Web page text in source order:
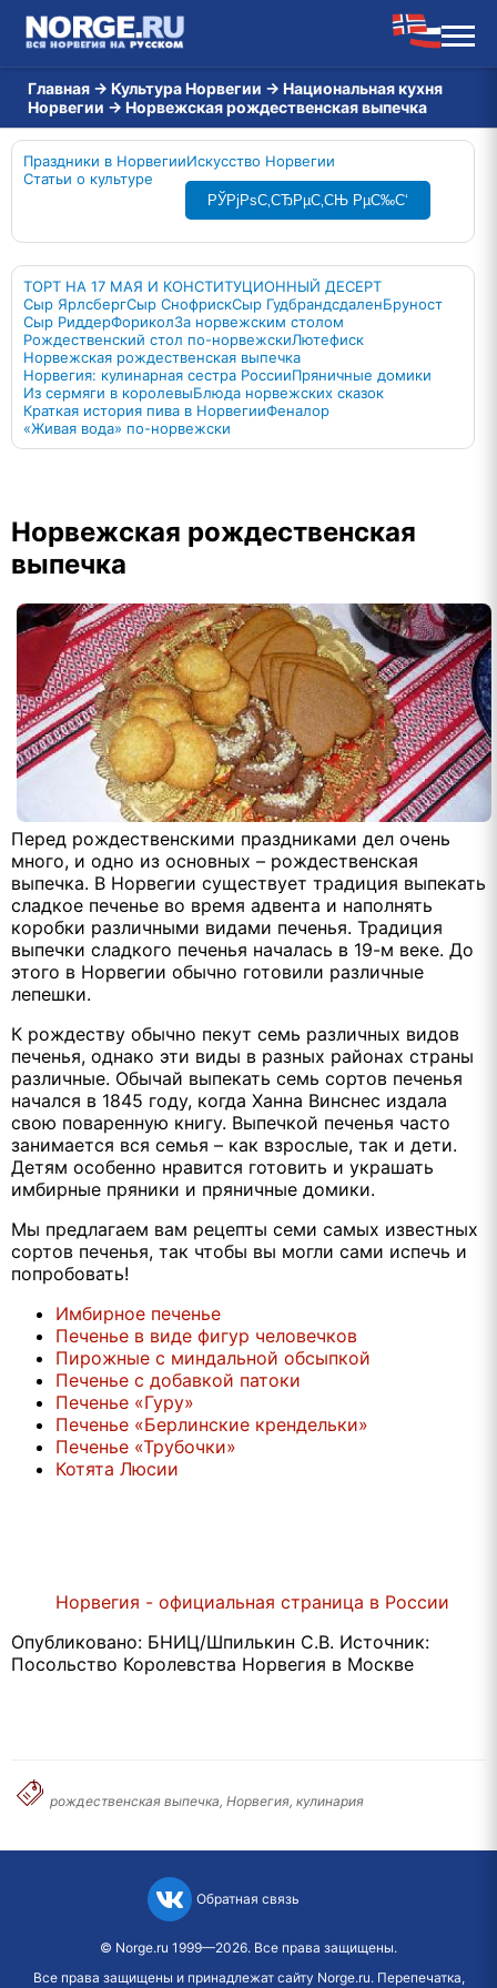
Главная → Культура Норвегии → Национальная кухня
Норвегии → Норвежская рождественская выпечка
Праздники в НорвегииИскусство Норвегии
Статьи о культуре
РЎРјРѕС‚СЂРµС‚СЊ РµС‰С‘
ТОРТ НА 17 МАЯ И КОНСТИТУЦИОННЫЙ ДЕСЕРТ
Сыр ЯрлсбергСыр СнофрискСыр ГудбрандсдаленБруност
Сыр РиддерФориколЗа норвежским столом
Рождественский стол по-норвежскиЛютефиск
Норвежская рождественская выпечка
Норвегия: кулинарная сестра РоссииПряничные домики
Из сермяги в королевыБлюда норвежских сказок
Краткая история пива в НорвегииФеналор
«Живая вода» по-норвежски
Норвежская рождественская
выпечка
Перед рождественскими праздниками дел очень
много, и одно из основных – рождественская
выпечка. В Норвегии существует традиция выпекать
сладкое печенье во время адвента и наполнять
коробки различными видами печенья. Традиция
выпечки сладкого печенья началась в 19-м веке. До
этого в Норвегии обычно готовили различные
лепешки.
К рождеству обычно пекут семь различных видов
печенья, однако эти виды в разных районах страны
различные. Обычай выпекать семь сортов печенья
начался в 1845 году, когда Ханна Винснес издала
свою поваренную книгу. Выпечкой печенья часто
занимается вся семья – как взрослые, так и дети.
Детям особенно нравится готовить и украшать
имбирные пряники и пряничные домики.
Мы предлагаем вам рецепты семи самых известных
сортов печенья, так чтобы вы могли сами испечь и
попробовать!
Имбирное печенье
Печенье в виде фигур человечков
Пирожные с миндальной обсыпкой
Печенье с добавкой патоки
Печенье «Гуру»
Печенье «Берлинские крендельки»
Печенье «Трубочки»
Котята Люсии
Норвегия - официальная страница в России
Опубликовано: БНИЦ/Шпилькин С.В. Источник:
Посольство Королевства Норвегия в Москве
рождественская выпечка, Норвегия, кулинария
Обратная связь
© Norge.ru 1999—2026. Все права защищены.
Все права защищены и принадлежат сайту Norge.ru. Перепечатка,